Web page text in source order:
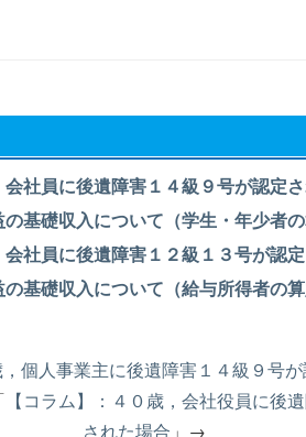
会社員に後遺障害１４級９号が認定
の基礎収入について（学生・年少者の
会社員に後遺障害１２級１３号が認
の基礎収入について（給与所得者の算
，個人事業主に後遺障害１４級９号
【コラム】：４０歳，会社役員に後
された場合 」→